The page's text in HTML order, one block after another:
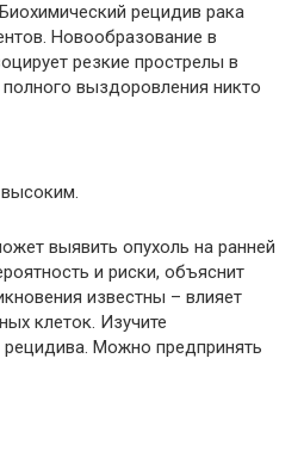
рецидив рака
Новообразование в
резкие прострелы в
выздоровления никто
выявить опухоль на ранней
и риски, объяснит
известны – влияет
клеток. Изучите
Можно предпринять